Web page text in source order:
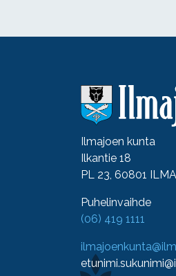
Ilmajoen kunta
Ilkantie 18
PL 23, 60801
Puhelinvaihde
(06) 419 1111